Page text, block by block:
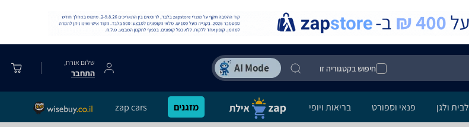
חיפוש בקטגוריה זו
שלום אורח,
התחבר
לבית ולגן פנאי וספורט בריאות ויופי מזגנים zap cars